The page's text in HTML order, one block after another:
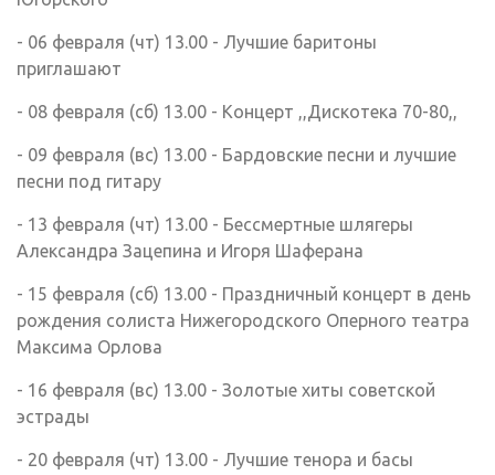
- 06 февраля (чт) 13.00 - Лучшие баритоны
приглашают
- 08 февраля (сб) 13.00 - Концерт ,,Дискотека 70-80,,
- 09 февраля (вс) 13.00 - Бардовские песни и лучшие
песни под гитару
- 13 февраля (чт) 13.00 - Бессмертные шлягеры
Александра Зацепина и Игоря Шаферана
- 15 февраля (сб) 13.00 - Праздничный концерт в день
рождения солиста Нижегородского Оперного театра
Максима Орлова
- 16 февраля (вс) 13.00 - Золотые хиты советской
эстрады
- 20 февраля (чт) 13.00 - Лучшие тенора и басы